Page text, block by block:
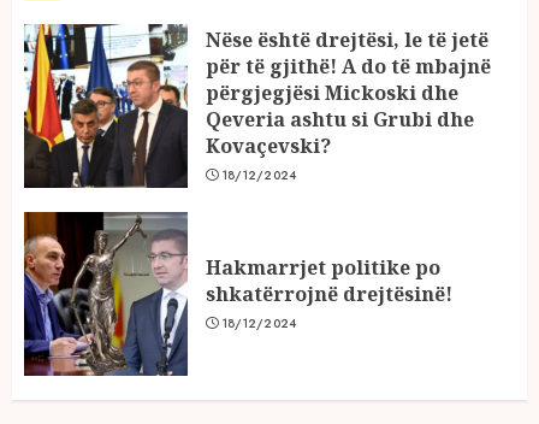
Nëse është drejtësi, le të jetë
për të gjithë! A do të mbajnë
përgjegjësi Mickoski dhe
Qeveria ashtu si Grubi dhe
Kovaçevski?
18/12/2024
Hakmarrjet politike po
shkatërrojnë drejtësinë!
18/12/2024